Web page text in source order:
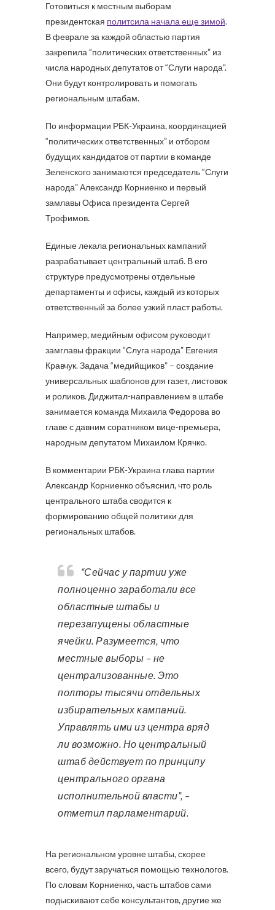
Готовиться к местным выборам
президентская политсила начала еще зимой.
В феврале за каждой областью партия
закрепила “политических ответственных” из
числа народных депутатов от “Слуги народа”.
Они будут контролировать и помогать
региональным штабам.
По информации РБК-Украина, координацией
“политических ответственных” и отбором
будущих кандидатов от партии в команде
Зеленского занимаются председатель “Слуги
народа” Александр Корниенко и первый
замлавы Офиса президента Сергей
Трофимов.
Единые лекала региональных кампаний
разрабатывает центральный штаб. В его
структуре предусмотрены отдельные
департаменты и офисы, каждый из которых
ответственный за более узкий пласт работы.
Например, медийным офисом руководит
замглавы фракции “Слуга народа” Евгения
Кравчук. Задача “медийщиков” – создание
универсальных шаблонов для газет, листовок
и роликов. Диджитал-направлением в штабе
занимается команда Михаила Федорова во
главе с давним соратником вице-премьера,
народным депутатом Михаилом Крячко.
В комментарии РБК-Украина глава партии
Александр Корниенко объяснил, что роль
центрального штаба сводится к
формированию общей политики для
региональных штабов.
“Сейчас у партии уже
полноценно заработали все
областные штабы и
перезапущены областные
ячейки. Разумеется, что
местные выборы – не
централизованные. Это
полторы тысячи отдельных
избирательных кампаний.
Управлять ими из центра вряд
ли возможно. Но центральный
штаб действует по принципу
центрального органа
исполнительной власти”, –
отметил парламентарий.
На региональном уровне штабы, скорее
всего, будут заручаться помощью технологов.
По словам Корниенко, часть штабов сами
подыскивают себе консультантов, другие же